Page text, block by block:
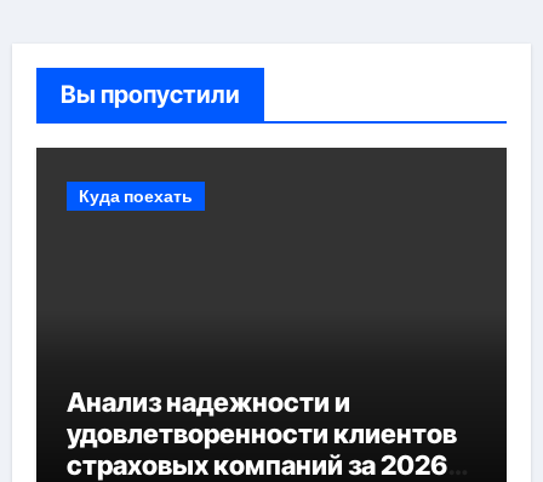
Вы пропустили
Куда поехать
Анализ надежности и
удовлетворенности клиентов
страховых компаний за 2026